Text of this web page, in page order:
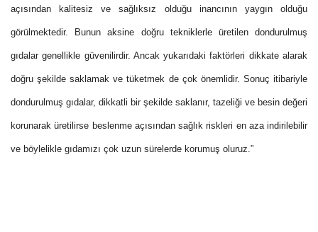
açısından kalitesiz ve sağlıksız olduğu inancının yaygın olduğu
görülmektedir. Bunun aksine doğru tekniklerle üretilen dondurulmuş
gıdalar genellikle güvenilirdir. Ancak yukarıdaki faktörleri dikkate alarak
doğru şekilde saklamak ve tüketmek de çok önemlidir. Sonuç itibariyle
dondurulmuş gıdalar, dikkatli bir şekilde saklanır, tazeliği ve besin değeri
korunarak üretilirse beslenme açısından sağlık riskleri en aza indirilebilir
ve böylelikle gıdamızı çok uzun sürelerde korumuş oluruz.”